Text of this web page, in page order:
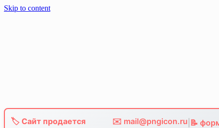
Skip to content
🏷️ Сайт продается ✉️ mail@pngicon.ru 📝